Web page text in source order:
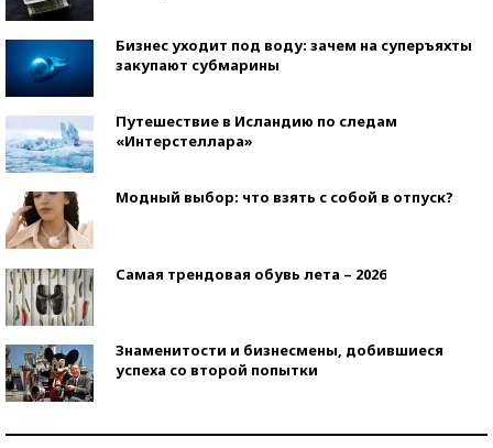
Бизнес уходит под воду: зачем на суперъяхты
закупают субмарины
Путешествие в Исландию по следам
«Интерстеллара»
Модный выбор: что взять с собой в отпуск?
Самая трендовая обувь лета – 2026
Знаменитости и бизнесмены, добившиеся
успеха со второй попытки